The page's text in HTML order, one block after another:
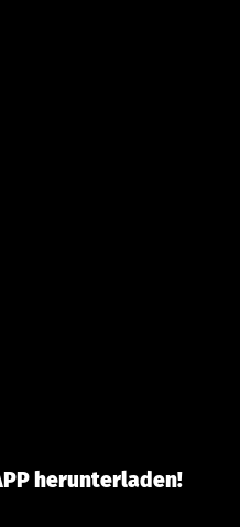
herunterladen!